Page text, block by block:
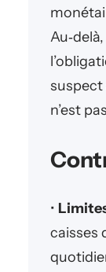
suspect
n’est
•
caisses